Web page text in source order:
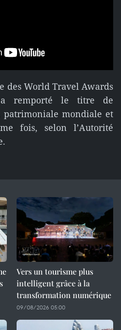
des World Travel Awards
remporté le titre de
mondiale et
fois, selon l’Autorité
Vers un tourisme plus
intelligent grâce à la
transformation numérique
09/08/2026 05:00